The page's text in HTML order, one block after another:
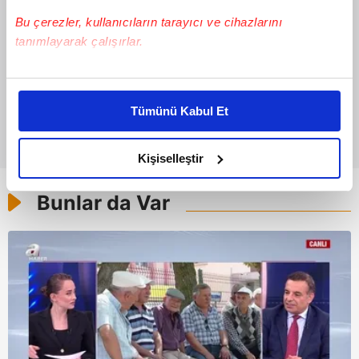
Bu çerezler, kullanıcıların tarayıcı ve cihazlarını
tanımlayarak çalışırlar.
Bu çerezlere izin vermeniz halinde sizlere özel
daha iyi reklam deneyimi yaşatabiliriz. Bunu yaparken
amacımızın size daha iyi bir reklam deneyimi sunmak
olduğunu ve sizlere en iyi içerikleri sunabilmek adına
elimizden gelen çabayı gösterdiğimizi ve bu noktada,
reklamların maliyetlerimizi karşılamak noktasında tek gelir
kalemimiz olduğunu sizlere hatırlatmak isteriz.
Her halükârda, kullanıcılar, bu çerezlere izin vermedikleri
takdirde, kullanıcılara hedefli reklamlar
gösterilmeyecektir."
Sizlere daha iyi bir hizmet sunabilmek için İnternet
Sitemizde kendimize ve üçüncü kişilere ait çerezler
Tümünü Kabul Et
Kişiselleştir
Bunlar da Var